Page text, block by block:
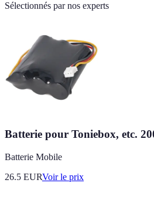
Sélectionnés par nos experts
Batterie pour Toniebox, etc.
Batterie Mobile
26.5 EURVoir le prix